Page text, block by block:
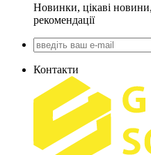
Новинки, цікаві
рекомендації
Контакти